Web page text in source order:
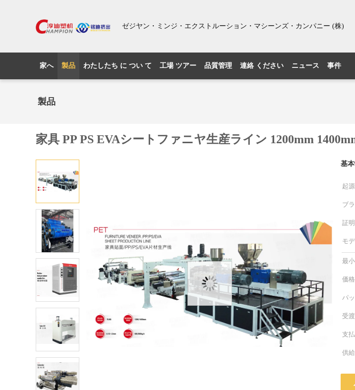
ゼジヤン・ミンジ・エクストルーション・マシーンズ・カンパニー (株)
家へ 製品 わたしたち に つい て 工場 ツアー 品質管理 連絡 ください ニュース 事件
製品
家具 PP PS EVAシートファニヤ生産ライン 1200mm
基
起
ブ
証
モ
最
価
パ
受
支
供